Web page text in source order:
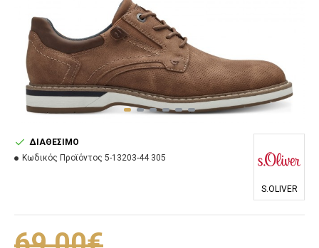
ΔΙΑΘΈΣΙΜΟ
Κωδικός Προϊόντος 5-13203-44 305
S.OLIVER